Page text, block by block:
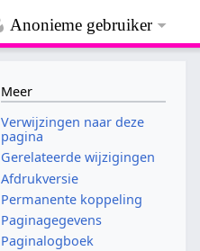
Anonieme gebruiker
Meer
Verwijzingen naar deze
pagina
Gerelateerde wijzigingen
Afdrukversie
Permanente koppeling
Paginagegevens
Paginalogboek